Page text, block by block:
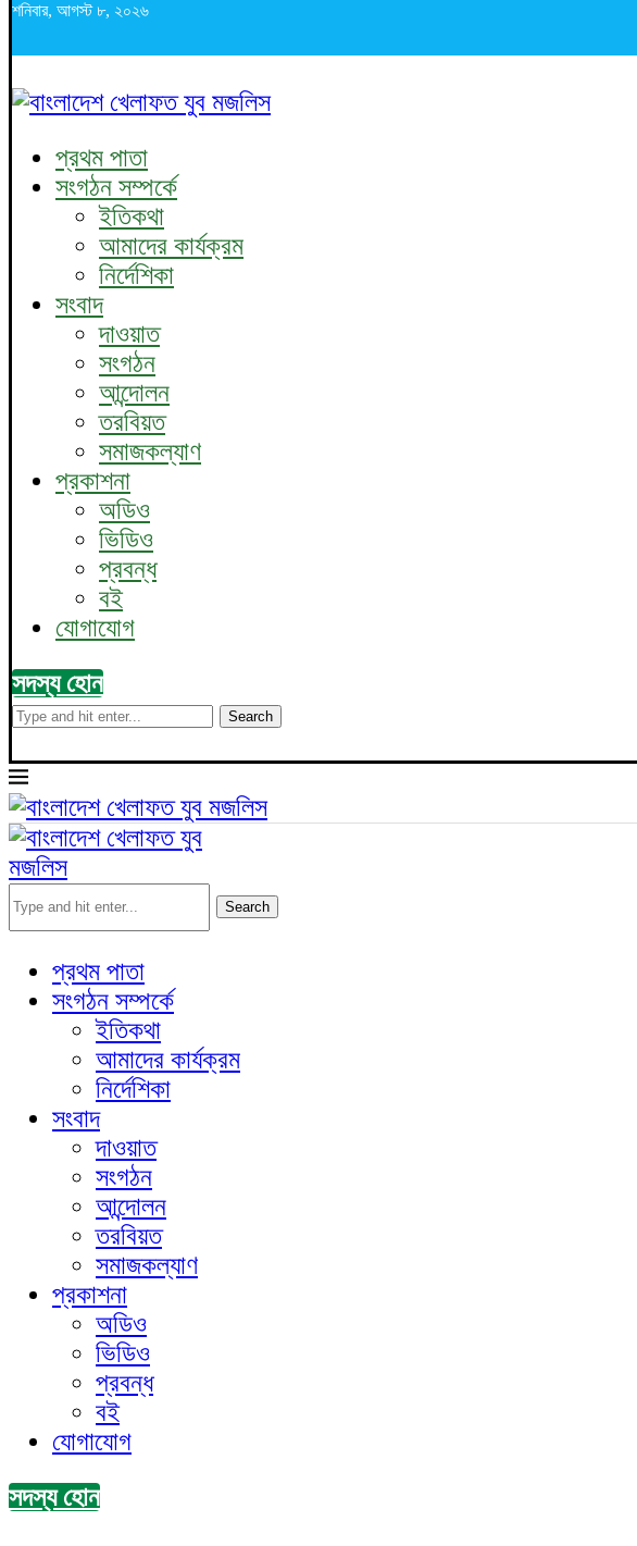
শনিবার, আগস্ট ৮, ২০২৬
প্রথম পাতা
সংগঠন সম্পর্কে
ইতিকথা
আমাদের কার্যক্রম
নির্দেশিকা
সংবাদ
দাওয়াত
সংগঠন
আন্দোলন
তরবিয়ত
সমাজকল্যাণ
প্রকাশনা
অডিও
ভিডিও
প্রবন্ধ
বই
যোগাযোগ
সদস্য হোন
Search
Search
প্রথম পাতা
সংগঠন সম্পর্কে
ইতিকথা
আমাদের কার্যক্রম
নির্দেশিকা
সংবাদ
দাওয়াত
সংগঠন
আন্দোলন
তরবিয়ত
সমাজকল্যাণ
প্রকাশনা
অডিও
ভিডিও
প্রবন্ধ
বই
যোগাযোগ
সদস্য হোন